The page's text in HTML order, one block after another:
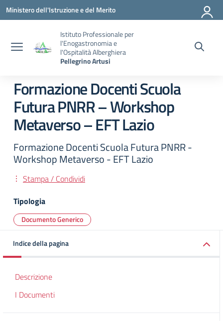
Vai ai contenuti
Vai al menu di navigazione
Vai al footer
Ministero dell'Istruzione e del Merito
Istituto Professionale per
l'Enogastronomia e
l'Ospitalità Alberghiera
Pellegrino Artusi
Formazione Docenti Scuola
Futura PNRR – Workshop
Metaverso – EFT Lazio
Formazione Docenti Scuola Futura PNRR -
Workshop Metaverso - EFT Lazio
Stampa / Condividi
Tipologia
Documento Generico
Indice della pagina
Descrizione
I Documenti